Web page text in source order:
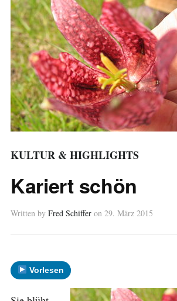
KULTUR & HIGHLIGHTS
Kariert schön
Written by Fred Schiffer on 29. März 2015
Vorlesen